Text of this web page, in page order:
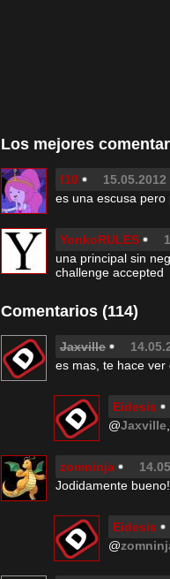
Los mejores
f10
es una escusa
YonkoRULES
una principal sin
challenge accepted
Comentarios (114)
Jaxville
es mas, te hace
Eidesis
@Jaxville
zomninja
Jodidamente
Eidesis
@